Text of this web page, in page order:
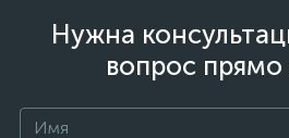
Нужна
вопрос прямо